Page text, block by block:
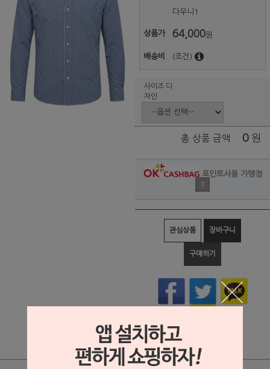
다우니1
상품가 64,000원
배송비 (조건)
사이즈 디
자인
총 상품 금액 0 원
포인트사용 가맹점
?
관심상품 장바구니
구매하기